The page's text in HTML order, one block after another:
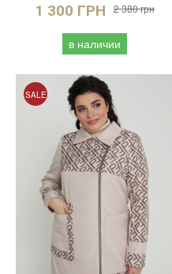
1 300 ГРН 2 380 грн
в наличии
SALE